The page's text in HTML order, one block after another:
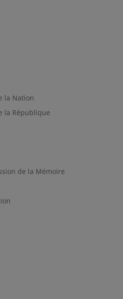
la Nation
la République
de la Mémoire